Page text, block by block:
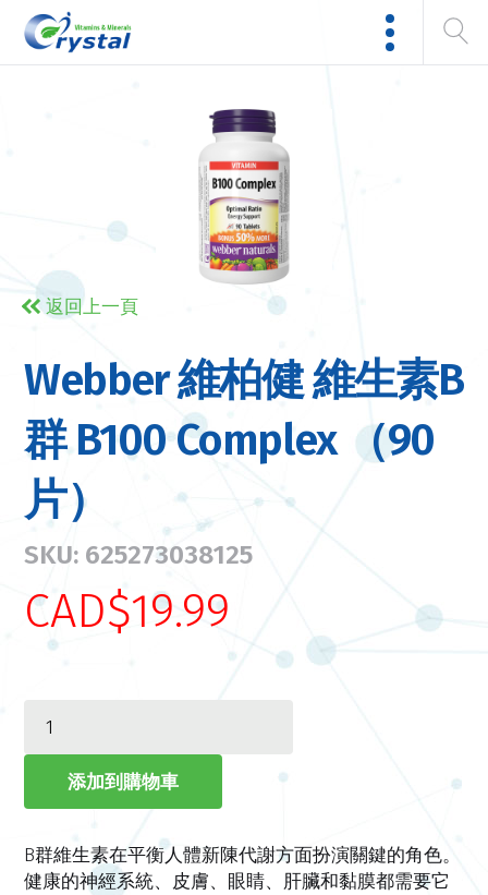
返回上一頁
Webber 維柏健 維生素B
群 B100 Complex （90
片）
SKU: 625273038125
CAD$19.99
B群維生素在平衡人體新陳代謝方面扮演關鍵的角色。
健康的神經系統、皮膚、眼睛、肝臟和黏膜都需要它